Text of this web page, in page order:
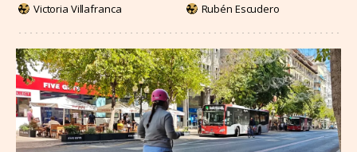
Victoria Villafranca Rubén Escudero